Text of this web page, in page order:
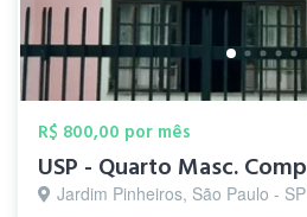
R$ 800,00 por mês
Jardim Pinheiros, São Paulo - SP